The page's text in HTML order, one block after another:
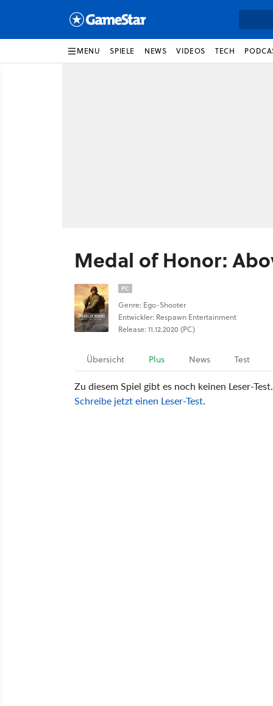
MENU SPIELE NEWS VIDEOS TECH
Medal of Honor:
PC
Genre: Ego-Shooter
Entwickler: Respawn Entertainment
Release: 11.12.2020 (PC)
Übersicht Plus News Test
Zu diesem Spiel gibt es noch keinen Leser-Test.
Schreibe jetzt einen Leser-Test.